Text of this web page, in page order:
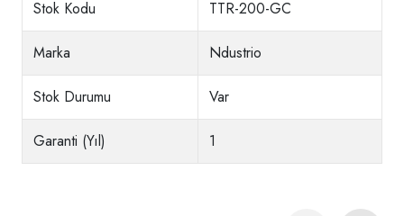
Stok Kodu TTR-200-GC
Marka Ndustrio
Stok Durumu Var
Garanti (Yıl) 1